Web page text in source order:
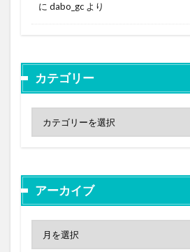
に dabo_gc より
カテゴリー
アーカイブ